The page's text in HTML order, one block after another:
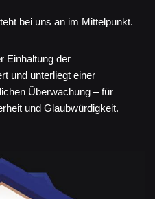
bei uns an im Mittelpunkt.
Einhaltung der
und unterliegt einer
Überwachung – für
und Glaubwürdigkeit.